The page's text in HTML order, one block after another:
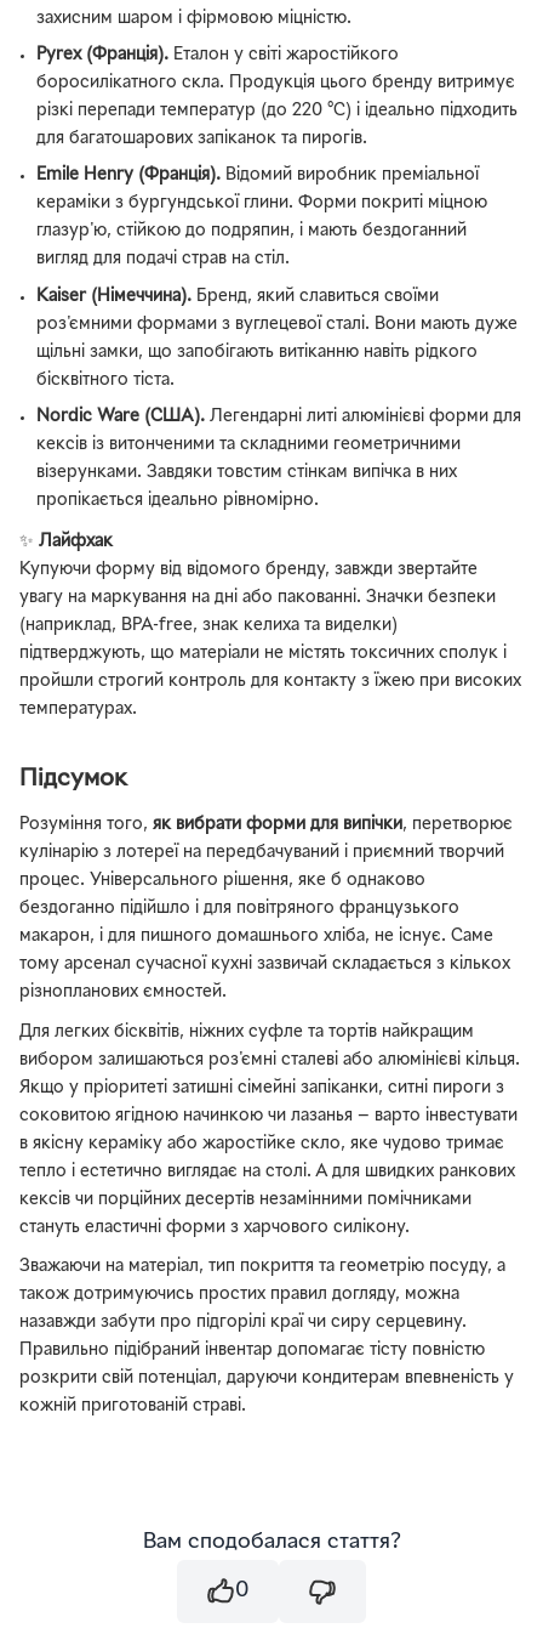
захисним шаром і фірмовою міцністю.
Pyrex (Франція). Еталон у світі жаростійкого
боросилікатного скла. Продукція цього бренду витримує
різкі перепади температур (до 220 °C) і ідеально підходить
для багатошарових запіканок та пирогів.
Emile Henry (Франція). Відомий виробник преміальної
кераміки з бургундської глини. Форми покриті міцною
глазур'ю, стійкою до подряпин, і мають бездоганний
вигляд для подачі страв на стіл.
Kaiser (Німеччина). Бренд, який славиться своїми
роз'ємними формами з вуглецевої сталі. Вони мають дуже
щільні замки, що запобігають витіканню навіть рідкого
бісквітного тіста.
Nordic Ware (США). Легендарні литі алюмінієві форми для
кексів із витонченими та складними геометричними
візерунками. Завдяки товстим стінкам випічка в них
пропікається ідеально рівномірно.
✨ Лайфхак
Купуючи форму від відомого бренду, завжди звертайте
увагу на маркування на дні або пакованні. Значки безпеки
(наприклад, BPA-free, знак келиха та виделки)
підтверджують, що матеріали не містять токсичних сполук і
пройшли строгий контроль для контакту з їжею при високих
температурах.
Підсумок
Розуміння того, як вибрати форми для випічки , перетворює
кулінарію з лотереї на передбачуваний і приємний творчий
процес. Універсального рішення, яке б однаково
бездоганно підійшло і для повітряного французького
макарон, і для пишного домашнього хліба, не існує. Саме
тому арсенал сучасної кухні зазвичай складається з кількох
різнопланових ємностей.
Для легких бісквітів, ніжних суфле та тортів найкращим
вибором залишаються роз'ємні сталеві або алюмінієві кільця.
Якщо у пріоритеті затишні сімейні запіканки, ситні пироги з
соковитою ягідною начинкою чи лазанья — варто інвестувати
в якісну кераміку або жаростійке скло, яке чудово тримає
тепло і естетично виглядає на столі. А для швидких ранкових
кексів чи порційних десертів незамінними помічниками
стануть еластичні форми з харчового силікону.
Зважаючи на матеріал, тип покриття та геометрію посуду, а
також дотримуючись простих правил догляду, можна
назавжди забути про підгорілі краї чи сиру серцевину.
Правильно підібраний інвентар допомагає тісту повністю
розкрити свій потенціал, даруючи кондитерам впевненість у
кожній приготованій страві.
Вам сподобалася стаття?
0